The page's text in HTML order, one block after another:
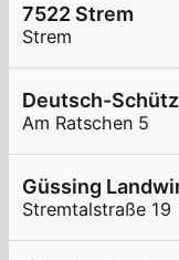
7522 Strem
Strem
Deutsch-
Am Ratschen 5
Güssing
Stremtalstraße 19